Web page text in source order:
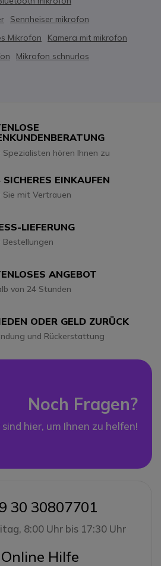
Sennheiser mikrofon
Mikrofon
Kamera mit mikrofon
Mikrofon schnurlos
Spezialisten hören Ihnen zu
EINKAUFEN
Sie mit Vertrauen
LIEFERUNG
Bestellungen
ANGEBOT
von 24 Stunden
ODER GELD ZURÜCK
und Rückerstattung
Noch Fragen?
hier, um Ihnen zu helfen!
30 30807701
8:00 Uhr bis 17:30 Uhr
icon
Online Hilfe